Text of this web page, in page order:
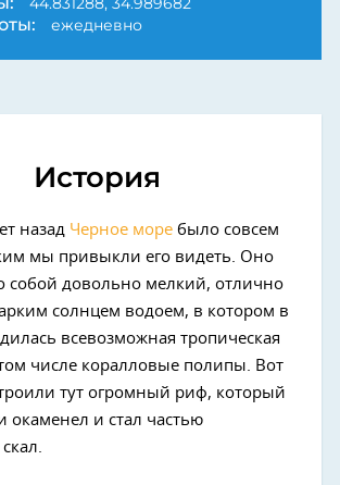
ежедневно
История
назад Черное море было совсем
мы привыкли его видеть. Оно
собой довольно мелкий, отлично
солнцем водоем, в котором в
всевозможная тропическая
числе коралловые полипы. Вот
тут огромный риф, который
окаменел и стал частью